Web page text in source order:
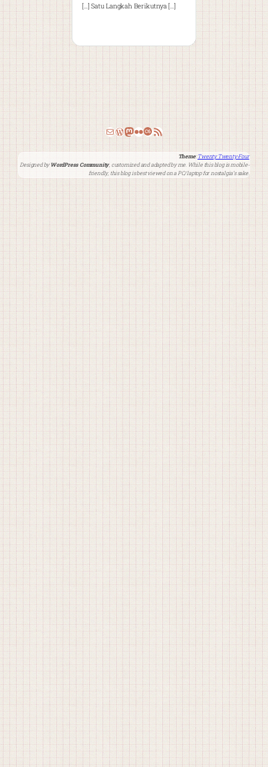
[…] Satu Langkah Berikutnya […]
Email
WordPress
Mastodon
Flickr
Last.fm
RSS Feed
Theme:Twenty Twenty-Four
Designed byWordPress Community, customized and adapted by me. While this blog is mobile-
friendly, this blog is best viewed on a PC/laptop for nostalgia’s sake.